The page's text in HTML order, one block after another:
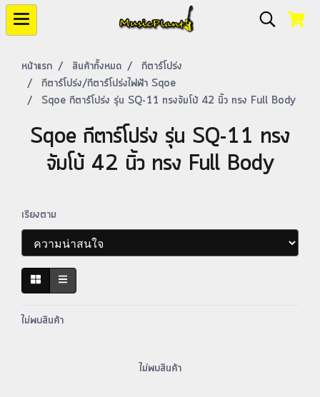
หน้าแรก สินค้าทั้งหมด
กีตาร์โปร่ง
กีตาร์โปร่ง/กีตาร์โปร่งไฟฟ้า Sqoe
Sqoe กีตาร์โปร่ง รุ่น SQ-11 ทรงจัมโบ้ 42 นิ้ว ทรง Full Body
Sqoe กีตาร์โปร่ง รุ่น SQ-11 ทรง
จัมโบ้ 42 นิ้ว ทรง Full Body
เรียงตาม
ไม่พบสินค้า
ไม่พบสินค้า